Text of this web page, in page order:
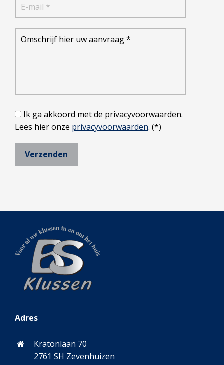
Ik ga akkoord met de privacyvoorwaarden.
Lees hier onze privacyvoorwaarden. (*)
Adres
Kratonlaan 70
2761 SH Zevenhuizen